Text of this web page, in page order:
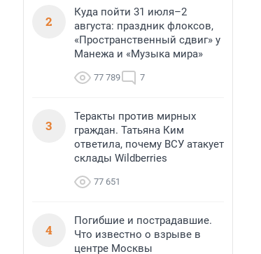
2
Куда пойти 31 июля–2
августа: праздник флоксов,
«Пространственный сдвиг» у
Манежа и «Музыка мира»
77 789 7
3
Теракты против мирных
граждан. Татьяна Ким
ответила, почему ВСУ атакует
склады Wildberries
77 651
4
Погибшие и пострадавшие.
Что известно о взрыве в
центре Москвы